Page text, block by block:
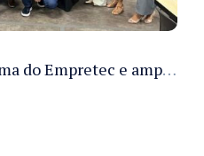
Manaus forma 345ª turma do Empretec e amplia qualificação de empreendedores na cidade